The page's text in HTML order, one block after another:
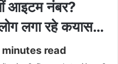
आइटम नंबर?
लगा रहे कयास…
minutes read